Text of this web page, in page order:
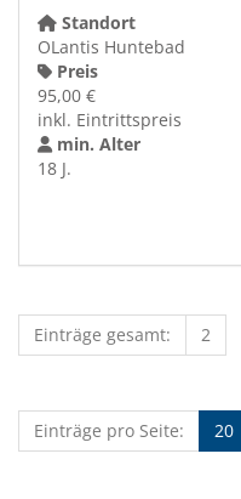
Standort
OLantis Huntebad
Preis
95,00 €
inkl. Eintrittspreis
min. Alter
18 J.
Einträge gesamt: 2
Einträge pro Seite: 20